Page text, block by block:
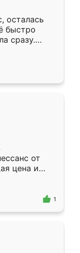
здесь.
осталась
быстро
сразу.
к
Собрали
даже
от
цена и
1